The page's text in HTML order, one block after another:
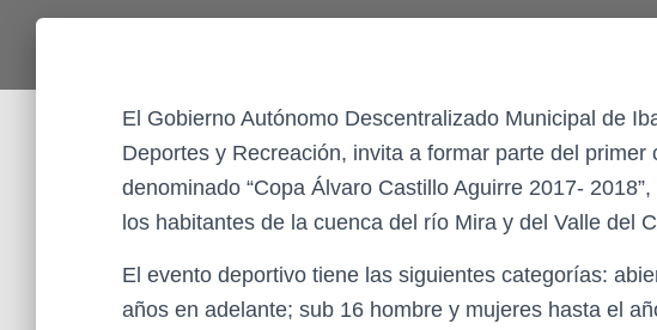
El Gobierno Autónomo Descentralizado Municipal de
Deportes y Recreación, invita a formar parte del
denominado “Copa Álvaro Castillo Aguirre 2017-
los habitantes de la cuenca del río Mira y del Valle del
El evento deportivo tiene las siguientes categorías:
años en adelante; sub 16 hombre y mujeres hasta el